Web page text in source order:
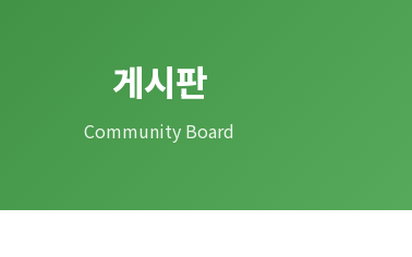
게시판
Community Board